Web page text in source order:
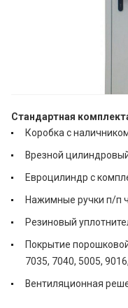
Стандартная
Коробка с
Врезной
Евроцилиндр с
Нажимные ручки п/п
Резиновый
Покрытие
7035, 7040, 5005,
Вентиляционная